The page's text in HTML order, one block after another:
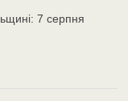
7 серпня